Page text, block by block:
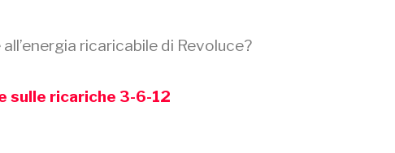
ricaricabile di Revoluce?
sulle ricariche 3-6-12